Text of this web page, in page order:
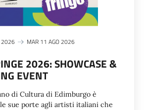
2026 MAR 11 AGO 2026
2026: SHOWCASE &
EVENT
di Cultura di Edimburgo è
sue porte agli artisti italiani che